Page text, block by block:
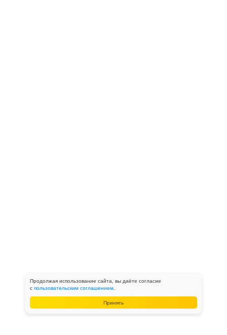
Продолжая использование сайта, вы даёте согласие
с пользовательским соглашением.
Принять